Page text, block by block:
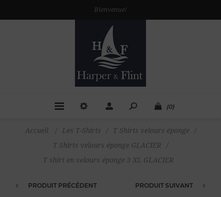
Bienvenue!
(0)
Accueil / Les T-Shirts / T Shirts velours éponge
/
T Shirts velours éponge GLACIER
/
T shirt en velours éponge 3 XL GLACIER
PRODUIT PRÉCÉDENT PRODUIT SUIVANT